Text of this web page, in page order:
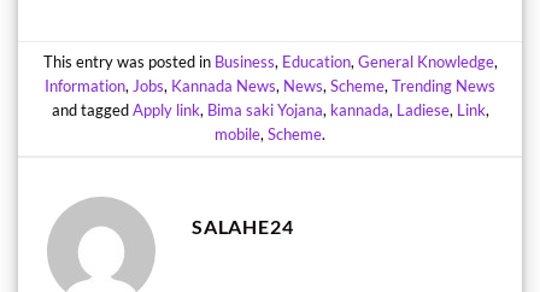
This entry was posted in Business, Education, General Knowledge,
Information, Jobs, Kannada News, News, Scheme, Trending News
and taggedApply link, Bima saki Yojana, kannada, Ladiese, Link,
mobile, Scheme.
SALAHE24